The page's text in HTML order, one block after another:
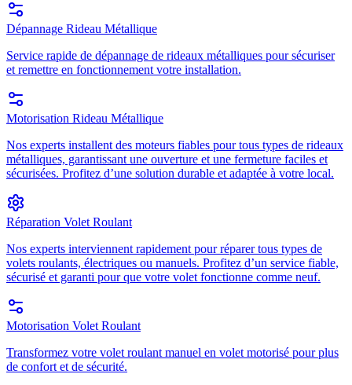
Dépannage Rideau Métallique
Service rapide de dépannage de rideaux métalliques pour sécuriser
et remettre en fonctionnement votre installation.
Motorisation Rideau Métallique
Nos experts installent des moteurs fiables pour tous types de rideaux
métalliques, garantissant une ouverture et une fermeture faciles et
sécurisées. Profitez d’une solution durable et adaptée à votre local.
Réparation Volet Roulant
Nos experts interviennent rapidement pour réparer tous types de
volets roulants, électriques ou manuels. Profitez d’un service fiable,
sécurisé et garanti pour que votre volet fonctionne comme neuf.
Motorisation Volet Roulant
Transformez votre volet roulant manuel en volet motorisé pour plus
de confort et de sécurité.